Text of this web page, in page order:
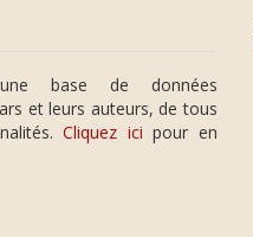
base de données
et leurs auteurs, de tous
Cliquez ici pour en